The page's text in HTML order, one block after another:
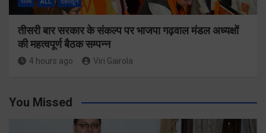
राज्य ALL देहरादून
तीसरी बार सरकार के संकल्प पर भाजपा गढ़वाल मंडल अध्यक्षों
की महत्वपूर्ण बैठक सम्पन्न
4 hours ago Viri Gairola
You Missed